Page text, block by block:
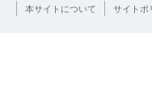
本サイトについて サイトポ